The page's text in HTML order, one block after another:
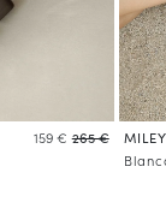
159 € 265 €
MILEY